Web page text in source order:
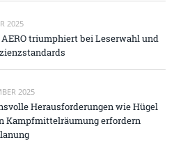
2025
AERO triumphiert bei Leserwahl und
2025
Herausforderungen wie Hügel
Kampfmittelräumung erfordern